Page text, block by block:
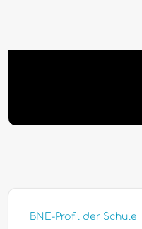
BNE-Profil der Schule